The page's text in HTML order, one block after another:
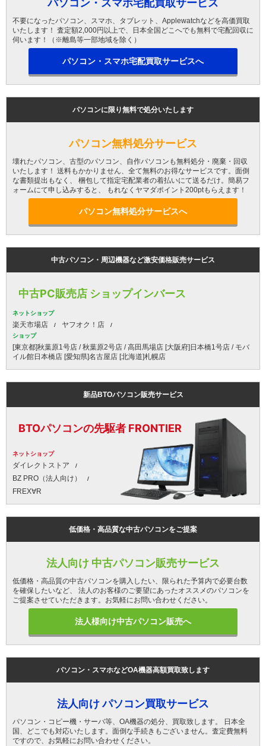
パソコン・スマホ宅配買取サービス
不要になったパソコン、スマホ、タブレット、Applewatchなどを高価買取
いたします！ 査定額2,000円以上で、日本全国どこへでも無料で宅配回収に
伺います！（※離島等一部地域を除く）
パソコン・スマホ宅配買取サービスへ
パソコンに限り無料で処分いたします
パソコン無料処分サービス
壊れたパソコン、古型のパソコン、自作パソコンも無料処分・廃棄・回収
いたします！ 送料もかかりません、全て無料のお得なサービスです。面倒
な書類提出もなく、 梱包して指定宅配業者の着払いにて送るだけ。簡易フ
ォームにて申し込みすると、 もれなくヤマダポイント200ptもらえます！
パソコン無料処分サービスへ
中古パソコン・周辺機器など激安価格販売サービス
中古PC販売店 ショップインバース
ネットショップ
楽天市場店 ヤフオク！店
ショップ
[東京都]秋葉原1号店 / 秋葉原2号店 / 高田馬場店 [大阪府]日本橋1号店 / モバ
イル館日本橋店 [愛知県]名古屋店 [北海道]札幌店
新品BTOパソコン販売サービス
BTOパソコンの先駆者 FRONTIER
ネットショップ
ダイレクトストア
BZ PRO（法人向け）
FREX∀R
低価格・高品質な中古パソコンをご提案
法人向け 中古パソコン販売サービス
低価格・高品質の中古パソコンを購入したい、限られた予算内で必要台数
を確保したいなど、 法人のお客様のご要望にあったオススメのパソコンを
ご提案させていただきます。お気軽にお問い合わせください。
法人様向け中古パソコン販売へ
パソコン・スマホなどOA機器高額買取致します
法人向け パソコン買取サービス
パソコン・コピー機・サーバ等、OA機器の処分、買取致します。 日本全
国、どこでも対応いたします。面倒な手続きもございません。査定費無料
ですので、お気軽にお問い合わせください。